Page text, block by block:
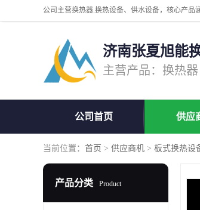
济南张夏旭能
公司首页 供应
当前位置： 首页 > 供应商机 > 板式换热设
产品分类 Product